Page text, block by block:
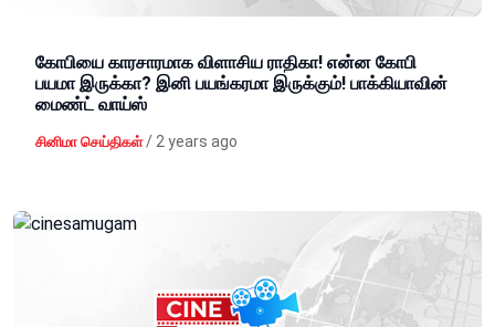
கோபியை காரசாரமாக விளாசிய ராதிகா! என்ன கோபி
பயமா இருக்கா? இனி பயங்கரமா இருக்கும்! பாக்கியாவின்
மைண்ட் வாய்ஸ்
சினிமா செய்திகள் /2 years ago